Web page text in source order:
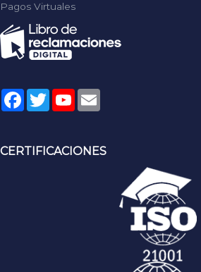
Pagos Virtuales
Facebook
TwitterYouTube
CERTIFICACIONES